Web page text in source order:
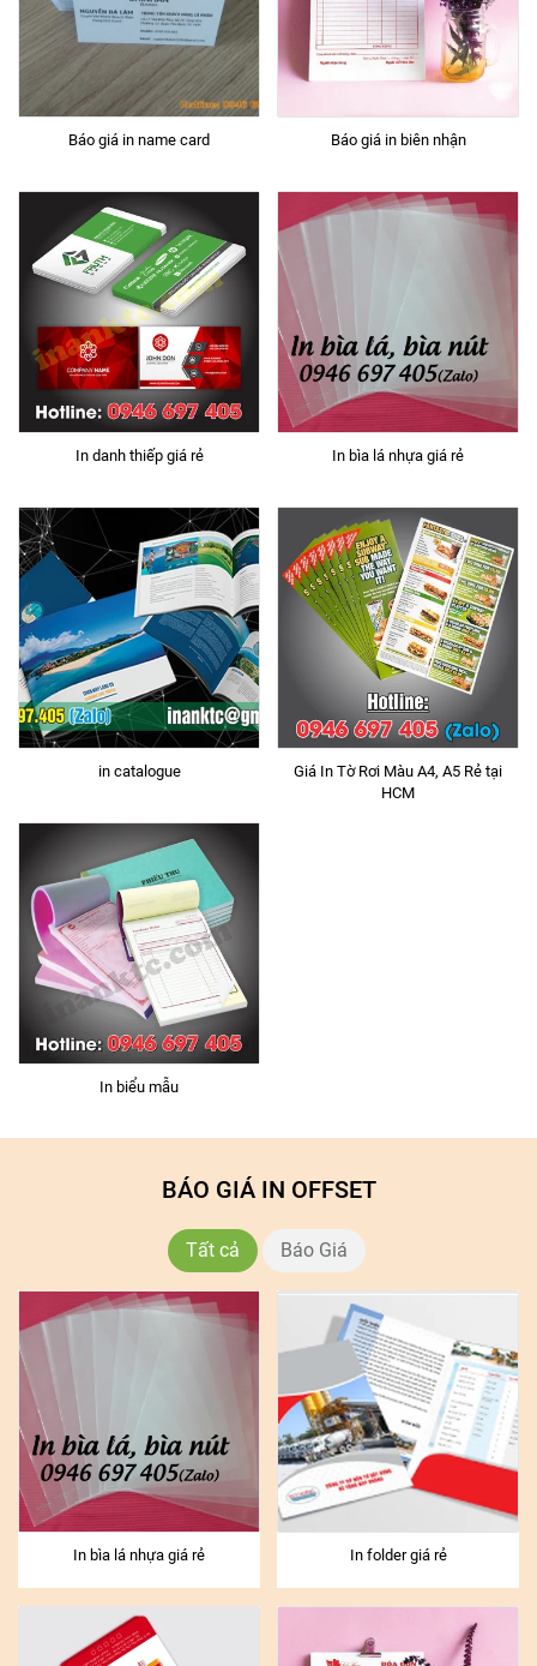
Báo giá in name card Báo giá in biên nhận
In danh thiếp giá rẻ In bìa lá nhựa giá rẻ
in catalogue
Giá In Tờ Rơi Màu A4, A5 Rẻ tại
HCM
In biểu mẫu
BÁO GIÁ IN OFFSET
Tất cả Báo Giá
In bìa lá nhựa giá rẻ In folder giá rẻ